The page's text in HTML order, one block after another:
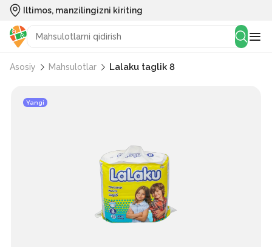
Iltimos, manzilingizni kiriting
Asosiy Mahsulotlar Lalaku taglik 8
Yangi